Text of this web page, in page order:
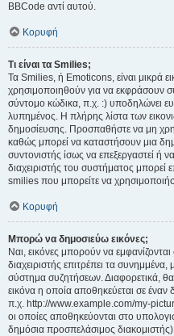
BBCode αντί αυτού.
Κορυφή
Τι είναι τα Smilies;
Τα Smilies, ή Emoticons, είναι μικρά
χρησιμοποιηθούν για να εκφράσουν
σύντομο κώδικα, π.χ. :) υποδηλώνει
λυπημένος. Η πλήρης λίστα των
δημοσίευσης. Προσπαθήστε να μη
καθώς μπορεί να καταστήσουν μια
συντονιστής ίσως να επεξεργαστεί ή
διαχειριστής του συστήματος μπορεί
smilies που μπορείτε να
Κορυφή
Μπορώ να δημοσιεύω εικόνες;
Ναι, εικόνες μπορούν να
διαχειριστής επιτρέπει τα
σύστημα συζητήσεων. Διαφορετικά,
εικόνα η οποία αποθηκεύεται σε
π.χ. http://www.example.com/my-
οι οποίες αποθηκεύονται στο
δημόσια προσπελάσιμος